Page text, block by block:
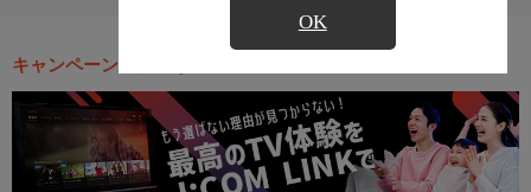
OK
キャンペーン・お得な情報